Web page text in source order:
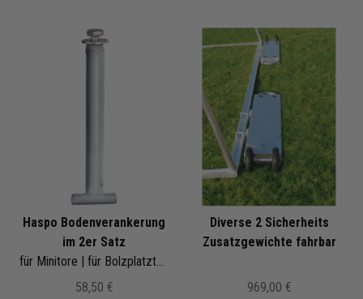
Haspo Bodenverankerung
im 2er Satz
für Minitore | für Bolzplatztore | für Street-Soccer-Tore
58,50 €
Diverse 2 Sicherheits
Zusatzgewichte fahrbar
969,00 €